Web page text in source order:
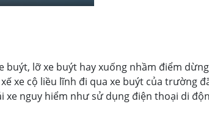
buýt, lỡ xe buýt hay xuống nhầm điểm
xe cộ liều lĩnh đi qua xe buýt của trường
xe nguy hiểm như sử dụng điện thoại di